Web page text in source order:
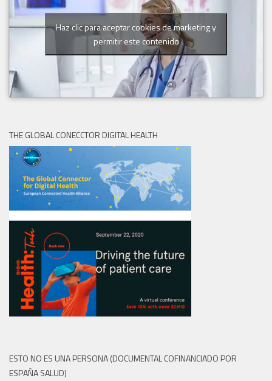
Haz clic para aceptar cookies de marketing y
permitir este contenido
THE GLOBAL CONECCTOR DIGITAL HEALTH
ESTO NO ES UNA PERSONA (DOCUMENTAL COFINANCIADO POR
ESPAÑA SALUD)